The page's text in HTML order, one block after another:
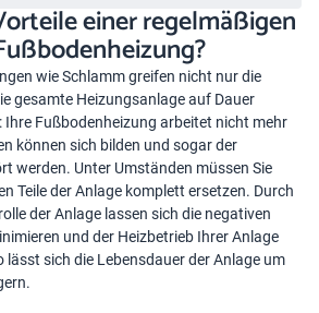
einer regelmäßigen
wie Schlamm greifen nicht nur die
gesamte Heizungsanlage auf Dauer
Ihre Fußbodenheizung arbeitet nicht mehr
können sich bilden und sogar der
werden. Unter Umständen müssen Sie
Teile der Anlage komplett ersetzen. Durch
der Anlage lassen sich die negativen
und der Heizbetrieb Ihrer Anlage
lässt sich die Lebensdauer der Anlage um